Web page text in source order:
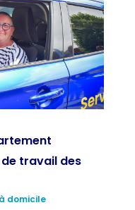
travail des
domicile